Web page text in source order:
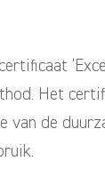
Het
van de